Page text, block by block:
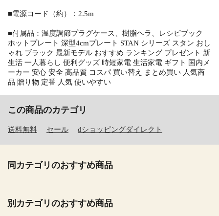
■電源コード（約）：2.5m
■付属品：温度調節プラグケース、樹脂ヘラ、レシピブック
ホットプレート 深型4cmプレート STAN シリーズ スタン おし
ゃれ ブラック 最新モデル おすすめ ランキング プレゼント 新
生活 一人暮らし 便利グッズ 時短家電 生活家電 ギフト 国内メ
ーカー 安心 安全 高品質 コスパ 買い替え まとめ買い 人気商
品 贈り物 定番 人気 使いやすい
この商品のカテゴリ
送料無料 セール dショッピングダイレクト
同カテゴリのおすすめ商品
別カテゴリのおすすめ商品